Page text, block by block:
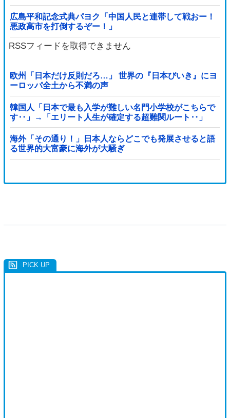
広島平和記念式典パヨク「中国人民と連帯して戦おー！
悪政高市を打倒するぞー！」
RSSフィードを取得できません
欧州「日本だけ反則だろ…」 世界の『日本びいき』にヨ
ーロッパ全土から不満の声
韓国人「日本で最も入学が難しい名門小学校がこちらで
す‥」→「エリート人生が確定する超難関ルート‥」
海外「その通り！」日本人ならどこでも発展させると語
る世界的大富豪に海外が大騒ぎ